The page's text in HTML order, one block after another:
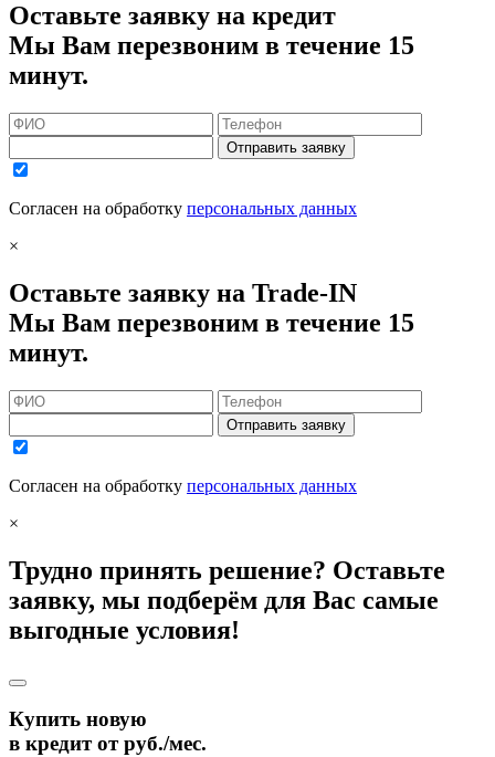
Оставьте заявку на кредит
Мы Вам перезвоним в течение 15
минут.
Отправить заявку
Согласен на обработку персональных данных
×
Оставьте заявку на Trade-IN
Мы Вам перезвоним в течение 15
минут.
Отправить заявку
Согласен на обработку персональных данных
×
Трудно принять решение? Оставьте
заявку, мы подберём для Вас самые
выгодные условия!
Купить новую
в кредит отруб./мес.